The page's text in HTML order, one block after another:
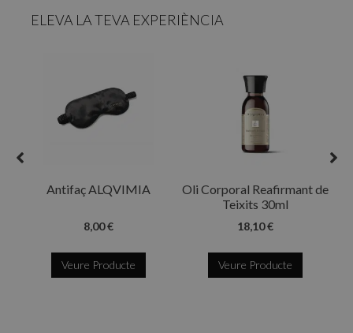
ELEVA LA TEVA EXPERIÈNCIA
Antifaç ALQVIMIA
8,00 €
Veure Producte
Oli Corporal Reafirmant de
Teixits 30ml
18,10 €
Veure Producte